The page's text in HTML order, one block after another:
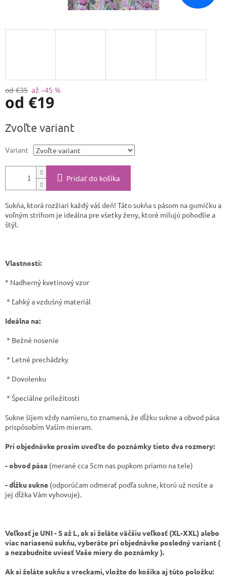
od €35 až –45 %
od €19
cena:
Zvoľte variant
Variant
Pridať do košíka
Sukňa, ktorá rozžiari každý váš deň! Táto sukňa s pásom na gumičku a
voľným strihom je ideálna pre všetky ženy, ktoré milujú pohodlie a
štýl.
Vlastnosti:
* Nadherný kvetinový vzor
* Ľahký a vzdušný materiál
Ideálna na:
* Bežné nosenie
* Letné prechádzky
* Dovolenku
* Špeciálne príležitosti
Sukne šijem vždy namieru, to znamená, že dĺžku sukne a obvod pása
prispôsobím Vaším mieram.
Pri objednávke prosím uveďte do poznámky tieto dva rozmery:
- obvod pása (merané cca 5cm nas pupkom priamo na tele)
- dĺžku sukne (odporúčam odmerať podľa sukne, ktorú už nosíte a
jej dĺžka Vám vyhovuje).
Veľkosť je UNI - S až L, ak si želáte väčšiu veľkosť (XL-XXL) alebo
viac nariasenú sukňu, vyberáte pri objednávke posledný variant (
a nezabudnite uviesť Vaše miery do poznámky ).
Ak si želáte sukňu s vreckami, vložte do košíka aj túto položku: